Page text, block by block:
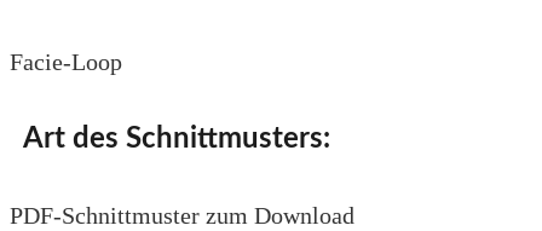
Facie-Loop
Art des Schnittmusters:
PDF-Schnittmuster zum Download